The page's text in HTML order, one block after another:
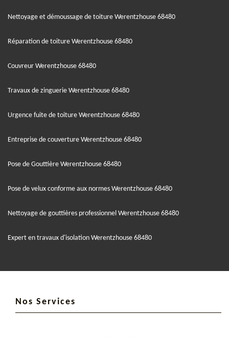
Nettoyage et démoussage de toiture Werentzhouse 68480
Réparation de toiture Werentzhouse 68480
Couvreur Werentzhouse 68480
Travaux de zinguerie Werentzhouse 68480
Urgence fuite de toiture Werentzhouse 68480
Entreprise de couverture Werentzhouse 68480
Pose de Gouttière Werentzhouse 68480
Pose de velux conforme aux normes Werentzhouse 68480
Nettoyage de gouttières professionnel Werentzhouse 68480
Expert en travaux d'isolation Werentzhouse 68480
Nos Services